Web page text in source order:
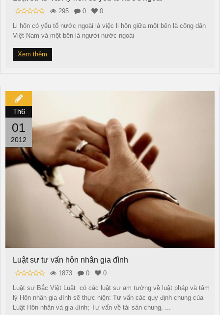
295 0
0
Li hôn có yếu tố nước ngoài là việc li hôn giữa một bên là công dân
Việt Nam và một bên là người nước ngoài
Xem thêm
Th6
01
2012
Luật sư tư vấn hôn nhân gia đình
1873 0
0
Luật sư Bắc Việt Luật có các luật sư am tường về luật pháp và tâm
lý Hôn nhân gia đình sẽ thực hiện: Tư vấn các quy định chung của
Luật Hôn nhân và gia đình; Tư vấn về tài sản chung, ...